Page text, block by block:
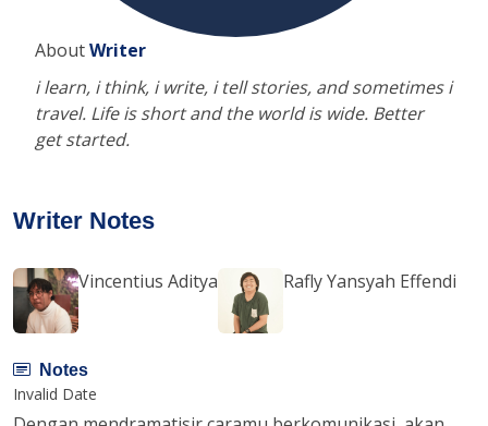
AboutWriter
i learn, i think, i write, i tell stories, and sometimes i
travel. Life is short and the world is wide. Better
get started.
Writer Notes
Vincentius Aditya Rafly Yansyah Effendi
Notes
Invalid Date